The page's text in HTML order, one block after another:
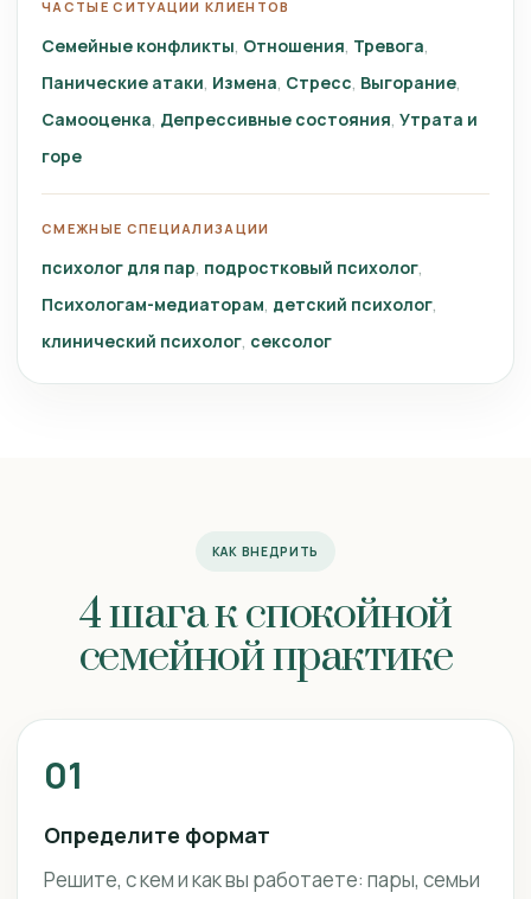
ЧАСТЫЕ СИТУАЦИИ КЛИЕНТОВ
Семейные конфликты Отношения Тревога
Панические атаки Измена Стресс Выгорание
Самооценка Депрессивные состояния Утрата и
горе
СМЕЖНЫЕ СПЕЦИАЛИЗАЦИИ
психолог для пар подростковый психолог
Психологам-медиаторам детский психолог
клинический психолог сексолог
КАК ВНЕДРИТЬ
4 шага к спокойной
семейной практике
01
Определите формат
Решите, с кем и как вы работаете: пары, семьи